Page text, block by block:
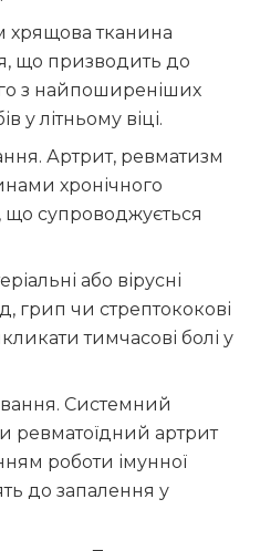
хрящова тканина
що призводить до
з найпоширеніших
у літньому віці.
Артрит, ревматизм
хронічного
що супроводжується
або вірусні
грип чи стрептококові
тимчасові болі у
Системний
ревматоїдний артрит
роботи імунної
до запалення у